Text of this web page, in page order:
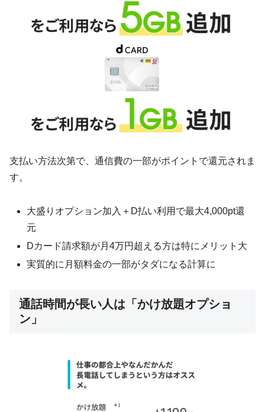
支払い方法次第で、通信費の一部がポイントで還元されま
す。
大盛りオプション加入＋D払い利用で最大4,000pt還
元
Dカード請求額が月4万円超える方は特にメリット大
実質的に月額料金の一部がタダになる計算に
通話時間が長い人は「かけ放題オプショ
ン」